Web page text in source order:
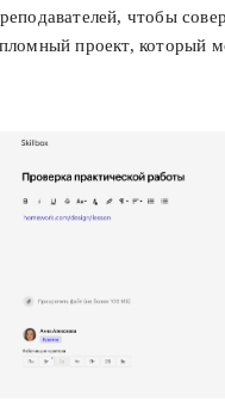
чтобы
проект, который